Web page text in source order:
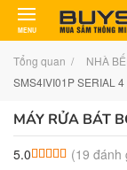
MENU
Tổng quan NHÀ
SMS4IVI01P SERIAL 4
MÁY RỬA BÁT
5.0 5.0 trên 5
19
(19 đánh